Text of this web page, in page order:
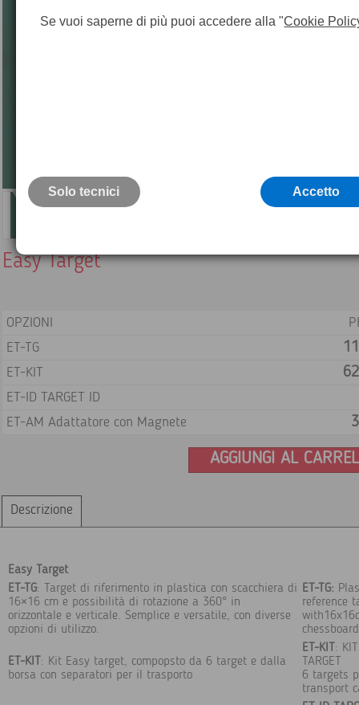
Easy Target
OPZIONI
ET-TG
ET-KIT
ET-ID TARGET ID
ET-AM Adattatore con Magnete
AGGIUNGI AL
Descrizione
Easy Target
ET-TG: Target di riferimento in plastica con scacchiera di
16×16 cm e possibilità di rotazione a 360° in
orizzontale e verticale. Semplice e versatile, con diverse
opzioni di utilizzo.
ET-TG:
reference
chessboard
ET-KIT : Kit Easy target, compopsto da 6 target e dalla
borsa con separatori per il trasporto
ET-KIT :
TARGET
6 targets
transport
Se vuoi saperne di più puoi accedere alla "Cookie
Solo tecnici Accetto